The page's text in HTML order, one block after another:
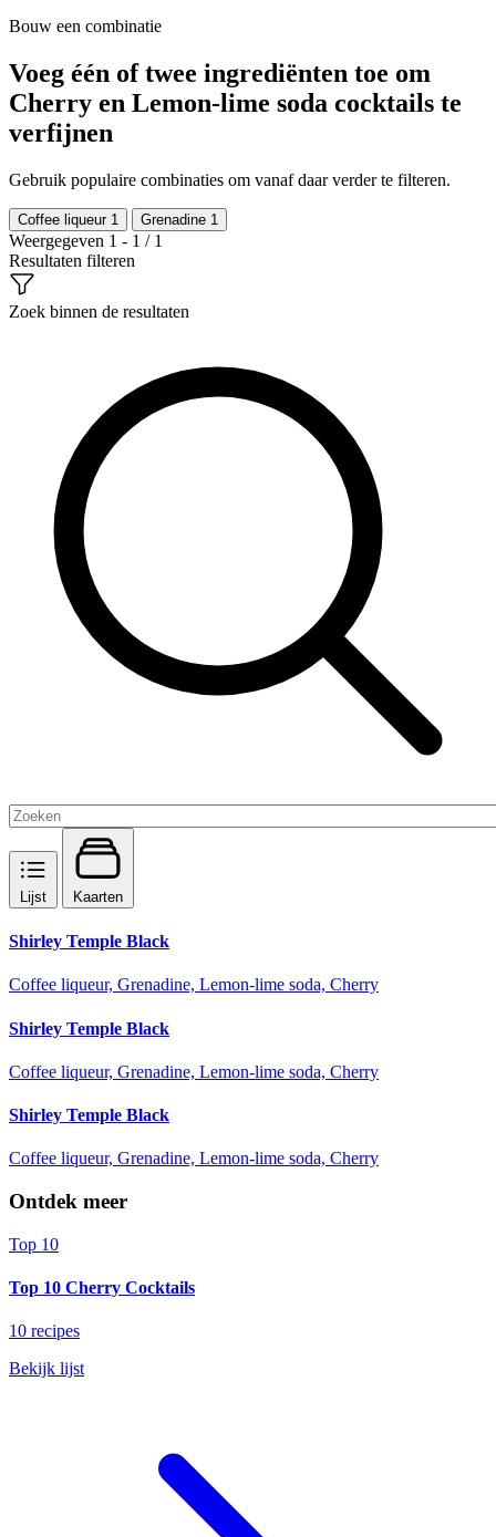
Bouw een combinatie
Voeg één of twee ingrediënten toe om
Cherry en Lemon-lime soda cocktails te
verfijnen
Gebruik populaire combinaties om vanaf daar verder te filteren.
Coffee liqueur 1 Grenadine 1
Weergegeven 1 - 1 / 1
Resultaten filteren
Zoek binnen de resultaten
Lijst Kaarten
Shirley Temple Black
Coffee liqueur, Grenadine, Lemon-lime soda, Cherry
Shirley Temple Black
Coffee liqueur, Grenadine, Lemon-lime soda, Cherry
Shirley Temple Black
Coffee liqueur, Grenadine, Lemon-lime soda, Cherry
Ontdek meer
Top 10
Top 10 Cherry Cocktails
10 recipes
Bekijk lijst